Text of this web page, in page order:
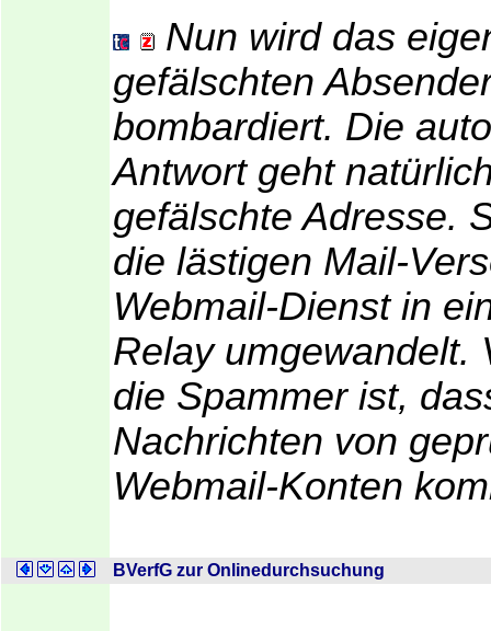
Nun wird das
gefälschten
bombardiert. Die
Antwort geht
gefälschte Adresse.
die lästigen Mail-
Webmail-Dienst in
Relay umgewandelt.
die Spammer ist,
Nachrichten von
Webmail-Konten
BVerfG zur Onlinedurchsuchung